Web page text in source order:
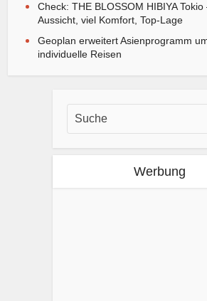
Check: THE BLOSSOM HIBIYA Tokio
Aussicht, viel Komfort, Top-Lage
Geoplan erweitert Asienprogramm
individuelle Reisen
Werbung